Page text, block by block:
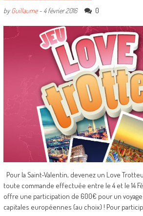
byGuillaume- 4 février 2016 0
Pour la Saint-Valentin, devenez un Love
toute commande effectuée entre le 4 et le 14
offre une participation de 600€ pour un voyage
capitales européennes (au choix) ! Pour